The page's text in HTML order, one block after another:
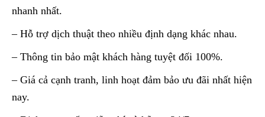
nhanh nhất.
– Hỗ trợ dịch thuật theo nhiều định dạng khác nhau.
– Thông tin bảo mật khách hàng tuyệt đối 100%.
– Giá cả cạnh tranh, linh hoạt đảm bảo ưu đãi nhất hiện
nay.